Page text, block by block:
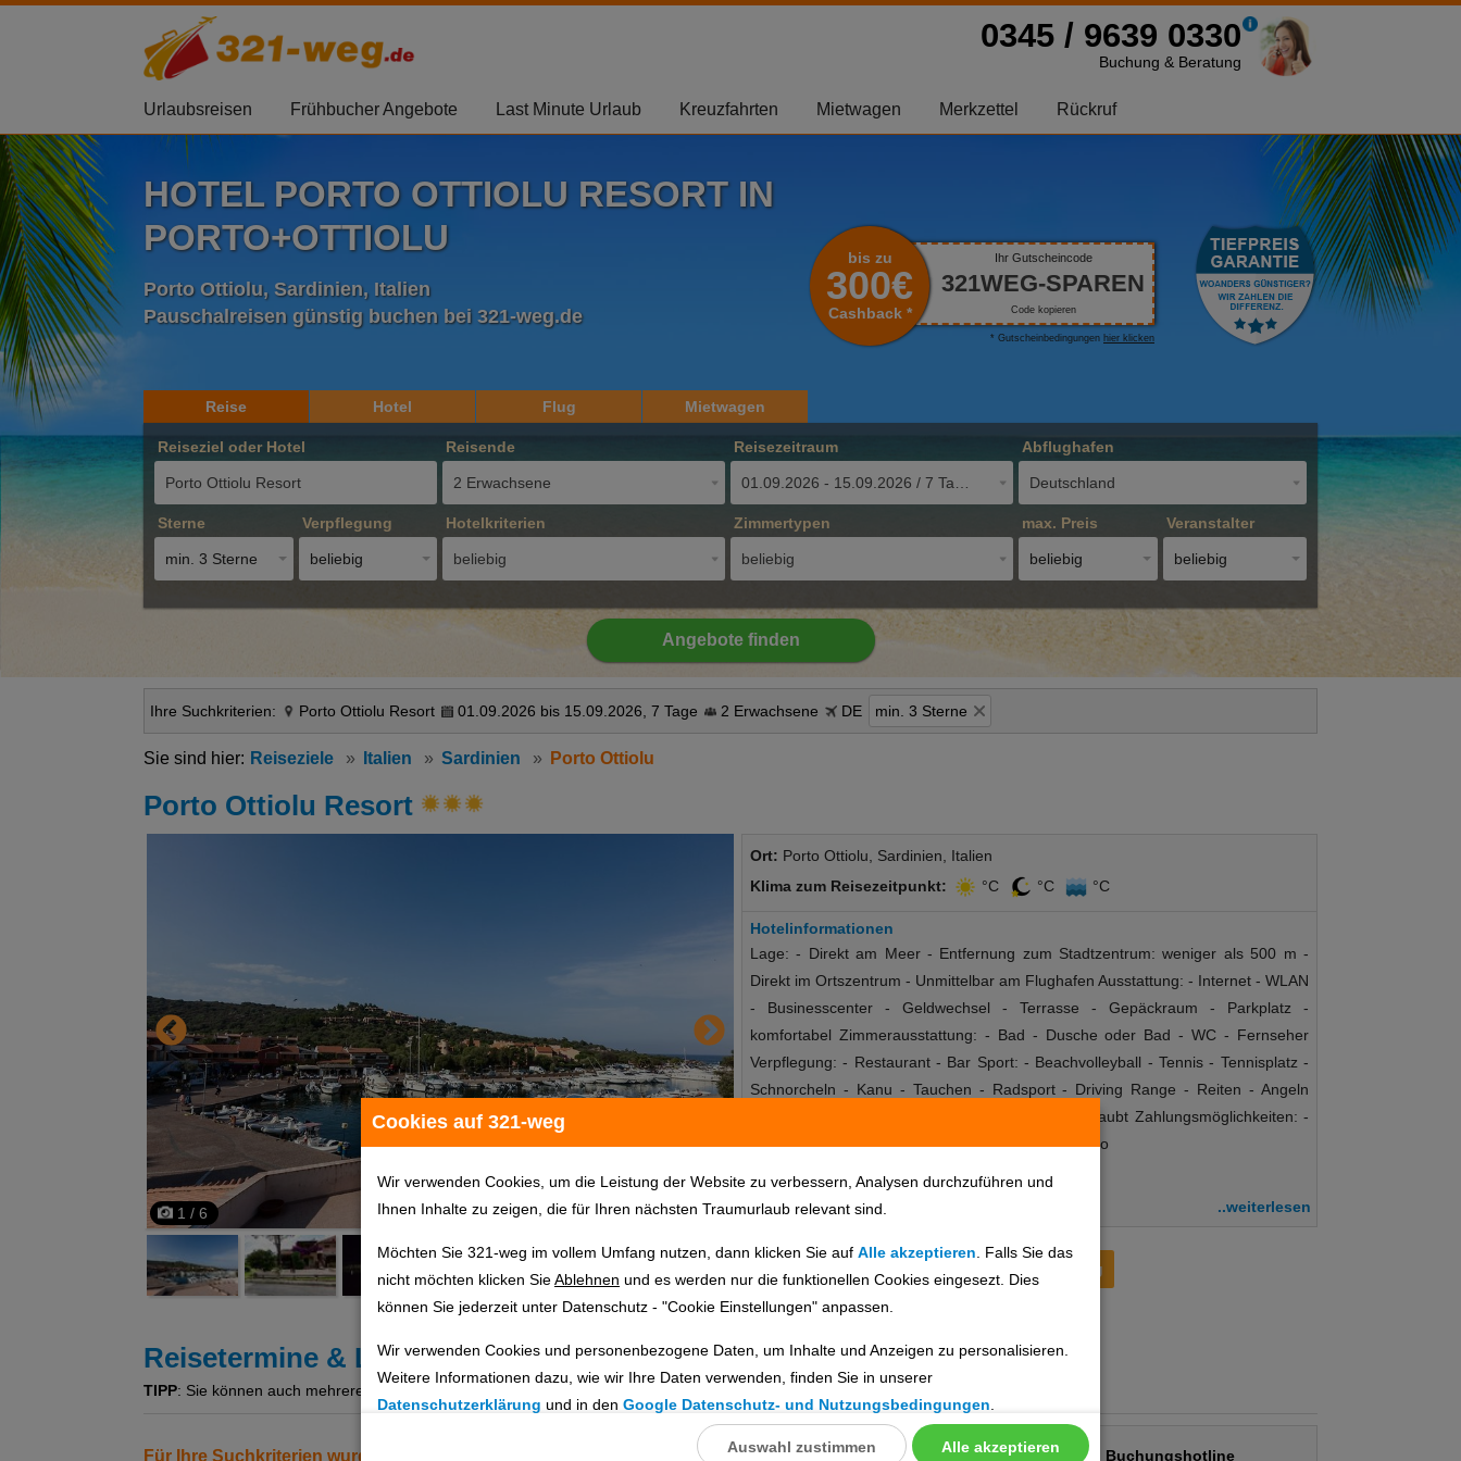
Cookies auf 321-weg
Wir verwenden Cookies, um die Leistung der Website zu verbessern, Analysen durchzuführen und
Ihnen Inhalte zu zeigen, die für Ihren nächsten Traumurlaub relevant sind.
Möchten Sie 321-weg im vollem Umfang nutzen, dann klicken Sie auf Alle akzeptieren . Falls Sie das
nicht möchten klicken SieAblehnen und es werden nur die funktionellen Cookies eingesezt. Dies
können Sie jederzeit unter Datenschutz - "Cookie Einstellungen" anpassen.
Wir verwenden Cookies und personenbezogene Daten, um Inhalte und Anzeigen zu personalisieren.
Weitere Informationen dazu, wie wir Ihre Daten verwenden, finden Sie in unserer
Datenschutzerklärung und in den Google Datenschutz- und Nutzungsbedingungen
Alle akzeptieren
Auswahl zustimmen
0345 / 9639 0330
Buchung & Beratung
Urlaubsreisen Frühbucher Angebote Last Minute Urlaub Kreuzfahrten Mietwagen Merkzettel Rückruf
HOTEL PORTO OTTIOLU RESORT IN
PORTO+OTTIOLU
Porto Ottiolu, Sardinien, Italien
Pauschalreisen günstig buchen bei 321-weg.de
bis zu
300€
Cashback *
Ihr Gutscheincode
321WEG-SPAREN
Code kopieren
* Gutscheinbedingungen hier klicken
Reise Hotel Flug Mietwagen
Reiseziel oder Hotel Reisende
2 Erwachsene
Reisezeitraum
01.09.2026 - 15.09.2026 / 7 Tage
Abflughafen
Deutschland
Sterne
min. 3 Sterne
Verpflegung
beliebig
Hotelkriterien
beliebig
Zimmertypen
beliebig
max. Preis
beliebig
Veranstalter
beliebig
Angebote finden
Ihre Suchkriterien: Porto Ottiolu Resort 01.09.2026 bis 15.09.2026, 7 Tage 2 Erwachsene DE min. 3 Sterne
Reiseziele Italien Sardinien Porto Ottiolu
Porto Ottiolu Resort
1 / 6
Preisentwicklung
Ort: Porto Ottiolu, Sardinien, Italien
Klima zum Reisezeitpunkt:
°C °C °C
Hotelinformationen
Lage: - Direkt am Meer - Entfernung zum Stadtzentrum: weniger als 500 m -
Direkt im Ortszentrum - Unmittelbar am Flughafen Ausstattung: - Internet - WLAN
- Businesscenter - Geldwechsel - Terrasse - Gepäckraum - Parkplatz -
komfortabel Zimmerausstattung: - Bad - Dusche oder Bad - WC - Fernseher
Verpflegung: - Restaurant - Bar Sport: - Beachvolleyball - Tennis - Tennisplatz -
Schnorcheln - Kanu - Tauchen - Radsport - Driving Range - Reiten - Angeln
Wellness: - Spa Tipps & Hinweise: - Haustiere erlaubt Zahlungsmöglichkeiten: -
Kreditkarte - MasterCard - Visa - Bankkarte Maestro
..weiterlesen
Reisetermine & Leistungen
TIPP: Sie können auch mehrere Angebote gleichzeitig prüfen. Die Verfügbarkeit wird direkt beim Veranstalter geprüft.
Buchungshotline
Für Ihre Suchkriterien wurden keine Ergebnisse gefunden.